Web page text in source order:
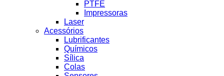
PTFE
Impressoras
Laser
Acessórios
Lubrificantes
Químicos
Sílica
Colas